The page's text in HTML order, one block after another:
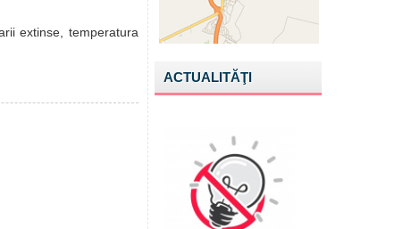
extinse, temperatura
ACTUALITĂŢI